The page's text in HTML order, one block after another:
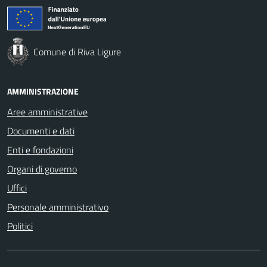
Comune di Riva Ligure
AMMINISTRAZIONE
Aree amministrative
Documenti e dati
Enti e fondazioni
Organi di governo
Uffici
Personale amministrativo
Politici